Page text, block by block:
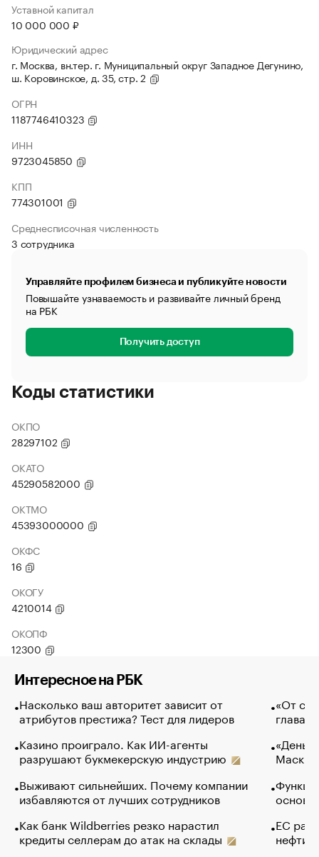
Уставной капитал
10 000 000 ₽
Юридический адрес
г. Москва, вн.тер. г. Муниципальный округ Западное Дегунино,
ш. Коровинское, д. 35, стр. 2
ОГРН
1187746410323
ИНН
9723045850
КПП
774301001
Среднесписочная численность
3 сотрудника
Управляйте профилем бизнеса и публикуйте новости
Повышайте узнаваемость и развивайте личный бренд
на РБК
Получить доступ
Коды статистики
ОКПО
28297102
ОКАТО
45290582000
ОКТМО
45393000000
ОКФС
16
ОКОГУ
4210014
ОКОПФ
12300
Интересное на РБК
Насколько ваш авторитет зависит от
атрибутов престижа? Тест для лидеров
Казино проиграло. Как ИИ-агенты
разрушают букмекерскую индустрию
Выживают сильнейших. Почему компании
избавляются от лучших сотрудников
Как банк Wildberries резко нарастил
кредиты селлерам до атак на склады
«От
глава
Маск в
основ
ЕС
нефти